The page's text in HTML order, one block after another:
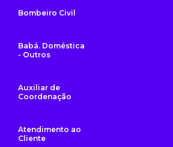
Bombeiro Civil
Babá. Doméstica
- Outros
Auxiliar de
Coordenação
Atendimento ao
Cliente